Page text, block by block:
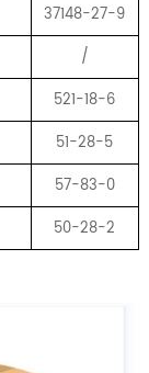
37148-27-9
/
521-18-6
51-28-5
57-83-0
50-28-2